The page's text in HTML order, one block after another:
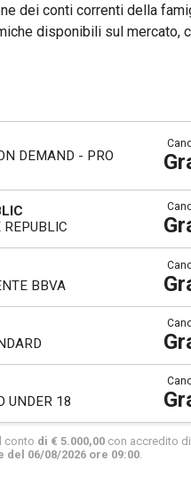
dei conti correnti della
disponibili sul mercato,
DEMAND - PRO
REPUBLIC
BBVA
UNDER 18
conto di € 5.000,00 con accredito
del 06/08/2026 ore 09:00.